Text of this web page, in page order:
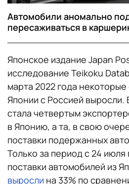
Автомобили аномально
пересаживаться в
Японское издание Japan
исследование Teikoku
марта 2022 года
Японии с Россией выросли.
стала четвертым
в Японию, а та, в свою
поставки подержанных
Только за период с 24 июля
поставки автомобилей из
выросли на 33% по